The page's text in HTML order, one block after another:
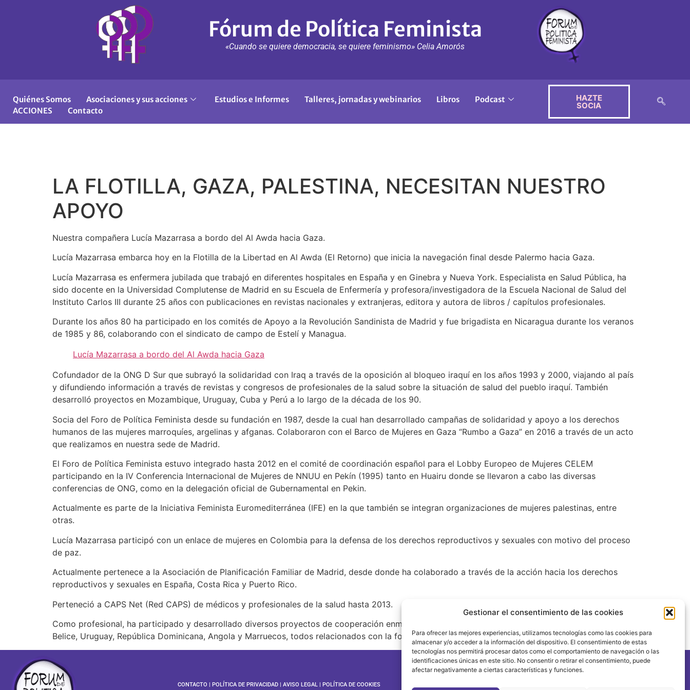
Gestionar el consentimiento de las cookies
Para ofrecer las mejores experiencias, utilizamos tecnologías como las cookies para
almacenar y/o acceder a la información del dispositivo. El consentimiento de estas
tecnologías nos permitirá procesar datos como el comportamiento de navegación o las
identificaciones únicas en este sitio. No consentir o retirar el consentimiento, puede
afectar negativamente a ciertas características y funciones.
Fórum de Política Feminista
«Cuando se quiere democracia, se quiere feminismo» Celia Amorós
Quiénes Somos Asociaciones y sus acciones Estudios e Informes Talleres, jornadas y webinarios Libros
Podcast
ACCIONES
Contacto
HAZTE
SOCIA
LA FLOTILLA, GAZA, PALESTINA, NECESITAN NUESTRO
APOYO
Nuestra compañera Lucía Mazarrasa a bordo del Al Awda hacia Gaza.
Lucía Mazarrasa embarca hoy en la Flotilla de la Libertad en Al Awda (El Retorno) que inicia la navegación final desde Palermo hacia Gaza.
Lucía Mazarrasa es enfermera jubilada que trabajó en diferentes hospitales en España y en Ginebra y Nueva York. Especialista en Salud Pública, ha
sido docente en la Universidad Complutense de Madrid en su Escuela de Enfermería y profesora/investigadora de la Escuela Nacional de Salud del
Instituto Carlos III durante 25 años con publicaciones en revistas nacionales y extranjeras, editora y autora de libros / capítulos profesionales.
Durante los años 80 ha participado en los comités de Apoyo a la Revolución Sandinista de Madrid y fue brigadista en Nicaragua durante los veranos
de 1985 y 86, colaborando con el sindicato de campo de Estelí y Managua.
Lucía Mazarrasa a bordo del Al Awda hacia Gaza
Cofundador de la ONG D Sur que subrayó la solidaridad con Iraq a través de la oposición al bloqueo iraquí en los años 1993 y 2000, viajando al país
y difundiendo información a través de revistas y congresos de profesionales de la salud sobre la situación de salud del pueblo iraquí. También
desarrolló proyectos en Mozambique, Uruguay, Cuba y Perú a lo largo de la década de los 90.
Socia del Foro de Política Feminista desde su fundación en 1987, desde la cual han desarrollado campañas de solidaridad y apoyo a los derechos
humanos de las mujeres marroquíes, argelinas y afganas. Colaboraron con el Barco de Mujeres en Gaza “Rumbo a Gaza” en 2016 a través de un acto
que realizamos en nuestra sede de Madrid.
El Foro de Política Feminista estuvo integrado hasta 2012 en el comité de coordinación español para el Lobby Europeo de Mujeres CELEM
participando en la IV Conferencia Internacional de Mujeres de NNUU en Pekín (1995) tanto en Huairu donde se llevaron a cabo las diversas
conferencias de ONG, como en la delegación oficial de Gubernamental en Pekin.
Actualmente es parte de la Iniciativa Feminista Euromediterránea (IFE) en la que también se integran organizaciones de mujeres palestinas, entre
otras.
Lucía Mazarrasa participó con un enlace de mujeres en Colombia para la defensa de los derechos reproductivos y sexuales con motivo del proceso
de paz.
Actualmente pertenece a la Asociación de Planificación Familiar de Madrid, desde donde ha colaborado a través de la acción hacia los derechos
reproductivos y sexuales en España, Costa Rica y Puerto Rico.
Perteneció a CAPS Net (Red CAPS) de médicos y profesionales de la salud hasta 2013.
Como profesional, ha participado y desarrollado diversos proyectos de cooperación enmarcados en un contexto de desarrollo gubernamental en
Belice, Uruguay, República Dominicana, Angola y Marruecos, todos relacionados con la formación de enfermería.
CONTACTO |POLÍTICA DE PRIVACIDAD |AVISO LEGAL |POLÍTICA DE COOKIES